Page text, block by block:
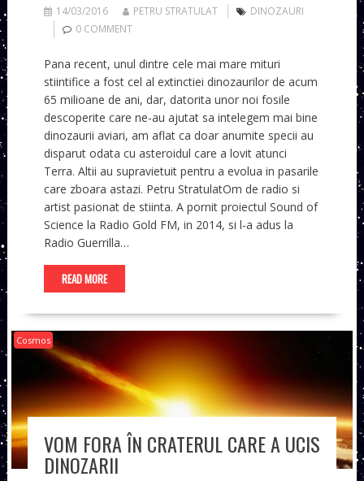
14/03/2016 PETRU STRATULAT
DINOZAURI
0 COMMENT
Pana recent, unul dintre cele mai mare mituri
stiintifice a fost cel al extinctiei dinozaurilor de acum
65 milioane de ani, dar, datorita unor noi fosile
descoperite care ne-au ajutat sa intelegem mai bine
dinozaurii aviari, am aflat ca doar anumite specii au
disparut odata cu asteroidul care a lovit atunci
Terra. Altii au supravietuit pentru a evolua in pasarile
care zboara astazi. Petru StratulatOm de radio si
artist pasionat de stiinta. A pornit proiectul Sound of
Science la Radio Gold FM, in 2014, si l-a adus la
Radio Guerrilla…
READ MORE
Cosmos
VOM FORA ÎN CRATERUL CARE A UCIS
DINOZARII